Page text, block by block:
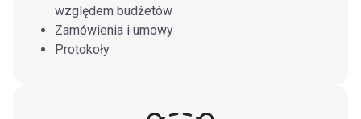
względem budżetów
Zamówienia i umowy
Protokoły